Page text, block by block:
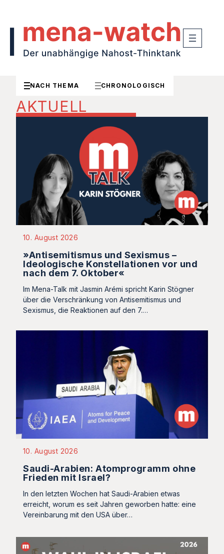
NACH THEMA CHRONOLOGISCH
AKTUELL
10. August 2026
»Antisemitismus und Sexismus –
Ideologische Konstellationen vor und
nach dem 7. Oktober«
Im Mena-Talk mit Jasmin Arémi spricht Karin Stögner
über die Verschränkung von Antisemitismus und
Sexismus, die Reaktionen auf den 7.…
10. August 2026
Saudi-Arabien: Atomprogramm ohne
Frieden mit Israel?
In den letzten Wochen hat Saudi-Arabien etwas
erreicht, worum es seit Jahren geworben hatte: eine
Vereinbarung mit den USA über…